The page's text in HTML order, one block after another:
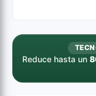
Reduce hasta un